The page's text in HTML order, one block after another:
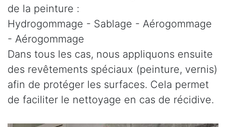
de la peinture :
Hydrogommage - Sablage - Aérogommage
- Aérogommage
Dans tous les cas, nous appliquons ensuite
des revêtements spéciaux (peinture, vernis)
afin de protéger les surfaces. Cela permet
de faciliter le nettoyage en cas de récidive.